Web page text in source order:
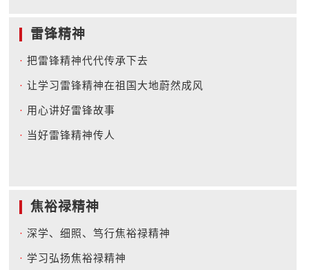
雷锋精神
· 把雷锋精神代代传承下去
· 让学习雷锋精神在祖国大地蔚然成风
· 用心讲好雷锋故事
· 当好雷锋精神传人
焦裕禄精神
· 深学、细照、笃行焦裕禄精神
· 学习弘扬焦裕禄精神